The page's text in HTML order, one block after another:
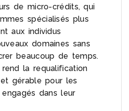
de micro-crédits, qui
spécialisés plus
aux individus
domaines sans
beaucoup de temps.
la requalification
gérable pour les
dans leur